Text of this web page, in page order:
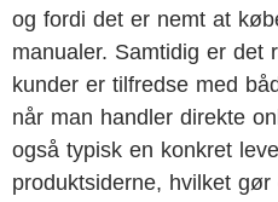
og fordi det er nemt at
manualer. Samtidig er det
kunder er tilfredse med
når man handler direkte
også typisk en konkret
produktsiderne, hvilket